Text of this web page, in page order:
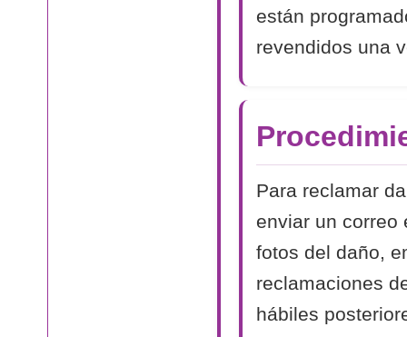
están
revendidos una
Para reclamar
enviar un
fotos del daño,
reclamaciones
hábiles